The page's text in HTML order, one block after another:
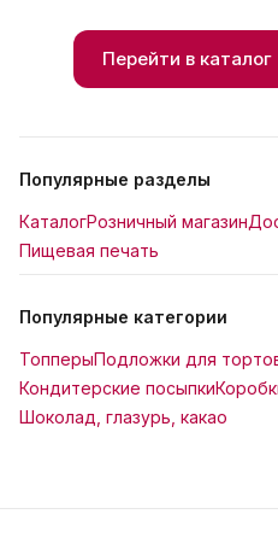
Перейти в каталог
Популярные разделы
КаталогРозничный магазин
Пищевая печать
Популярные категории
ТопперыПодложки для
Кондитерские посыпки
Шоколад, глазурь, какао